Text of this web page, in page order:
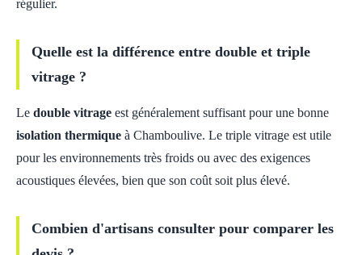
régulier.
Quelle est la différence entre double et triple
vitrage ?
Le double vitrage est généralement suffisant pour une bonne
isolation thermique à Chamboulive. Le triple vitrage est utile
pour les environnements très froids ou avec des exigences
acoustiques élevées, bien que son coût soit plus élevé.
Combien d'artisans consulter pour comparer les